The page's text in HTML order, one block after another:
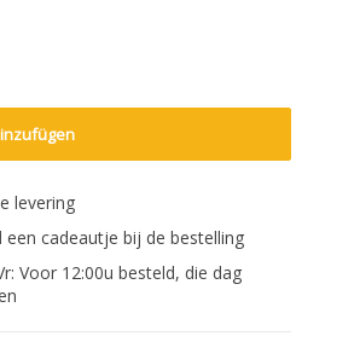
levering
een cadeautje bij de bestelling
Voor 12:00u besteld, die dag